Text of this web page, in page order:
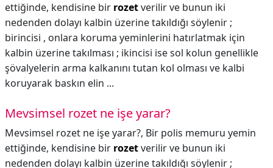
ettiğinde, kendisine bir rozetverilir ve bunun iki
nedenden dolayı kalbin üzerine takıldığı söylenir ;
birincisi , onlara koruma yeminlerini hatırlatmak için
kalbin üzerine takılması ; ikincisi ise sol kolun genellikle
şövalyelerin arma kalkanını tutan kol olması ve kalbi
koruyarak baskın elin ...
Mevsimsel rozet ne işe yarar?
Mevsimsel rozet ne işe yarar?, Bir polis memuru yemin
ettiğinde, kendisine bir rozetverilir ve bunun iki
nedenden dolayı kalbin üzerine takıldığı söylenir ;